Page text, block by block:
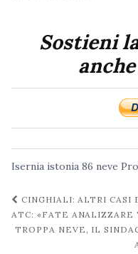
Sostieni
Isernia istonia 86 neve
Navigazione
post
CINGHIALI: ALTRI
ATC: «FATE
TROPPA NEVE, IL